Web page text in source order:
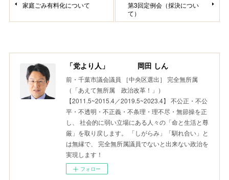
家庭ごみ有料化について
第3回定例会（採決につい
て）
「党より人」 岡田 しん
前・千葉市議会議員 ［中央区選出］ 完全無所属
（「あえて無所属 政治改革！」）
【2011.5~2015.4／2019.5~2023.4】 不公正・不公
平・不透明・不正義・不条理・理不尽・無節操を正
し、 社会的に弱い立場にある人々の「命と生活と尊
厳」を取り戻します。 「しがらみ」「馴れ合い」と
は無縁で、 完全無所属議員でないと出来ない政治を
実現します！
フォロー